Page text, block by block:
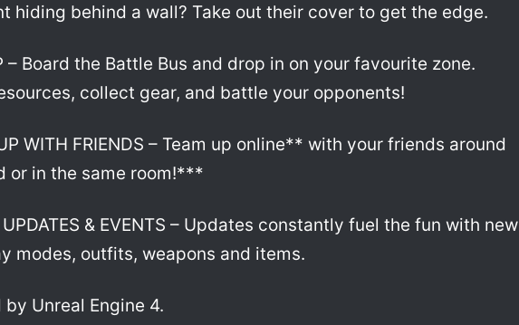
hiding behind a wall? Take out their cover to get the edge.
– Board the Battle Bus and drop in on your favourite zone.
collect gear, and battle your opponents!
WITH FRIENDS – Team up online** with your friends around
or in the same room!***
UPDATES & EVENTS – Updates constantly fuel the fun with new
modes, outfits, weapons and items.
by Unreal Engine 4.